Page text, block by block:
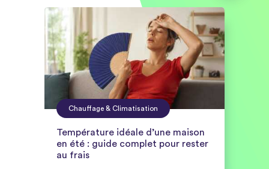
Chauffage & Climatisation
Température idéale d’une maison
en été : guide complet pour rester
au frais